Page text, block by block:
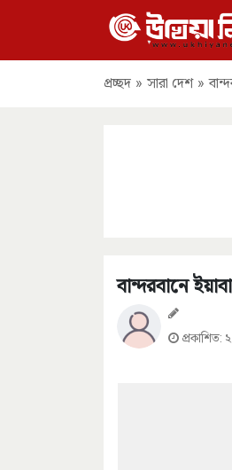
প্রচ্ছদ » সারা দেশ »
বান্দরবানে
প্রকাশিত: